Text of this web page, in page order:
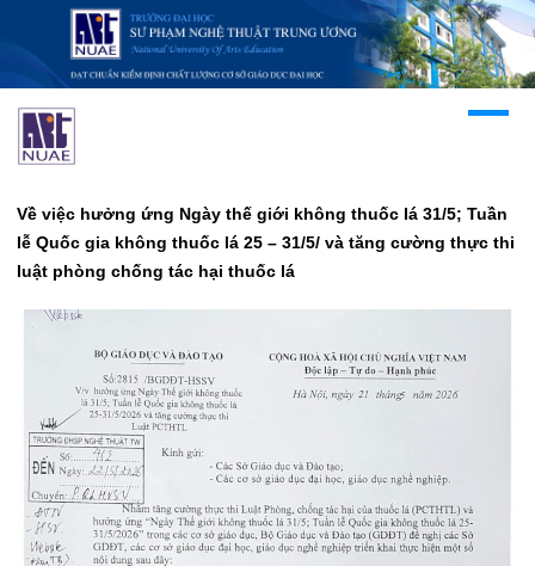
Về việc hưởng ứng Ngày thế giới không thuốc lá 31/5; Tuần
lễ Quốc gia không thuốc lá 25 – 31/5/ và tăng cường thực thi
luật phòng chống tác hại thuốc lá